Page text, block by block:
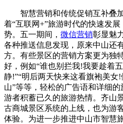
智慧营销和传统促销互补叠
着“互联网+”旅游时代的快速发
势。五一期间， 微信营销彰显魅
各种推送信息发现，原来中山还
方。有些景区的营销方案更为独
好，例如“谁也别拦我!我要趁着
静!”“明后两天快来这看旗袍美女
山”等等，轻松的广告语和详细
游者积蓄已久的旅游热情。齐山
古商城景区系统的上线，也为游
体验。为进一步推进中山市智慧